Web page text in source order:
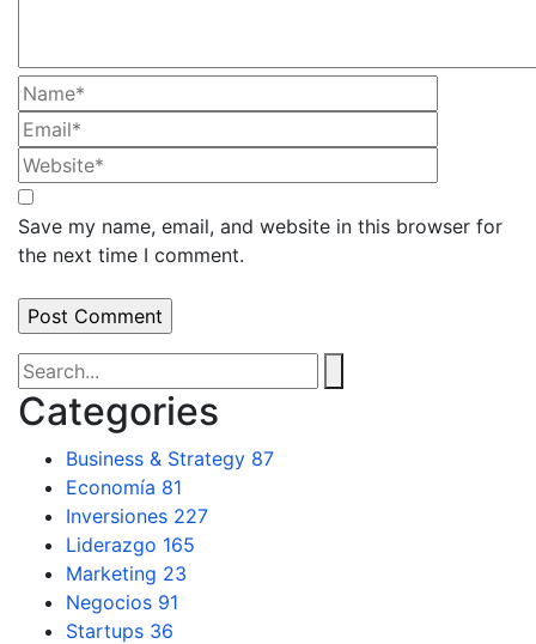
Save my name, email, and website in this browser for
the next time I comment.
Categories
Business & Strategy 87
Economía 81
Inversiones 227
Liderazgo 165
Marketing 23
Negocios 91
Startups 36